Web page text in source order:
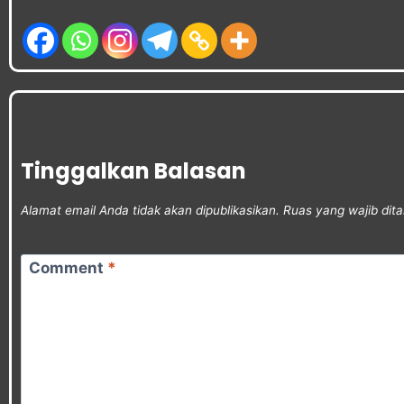
Tinggalkan Balasan
Alamat email Anda tidak akan dipublikasikan. Ruas yang wajib
Comment *